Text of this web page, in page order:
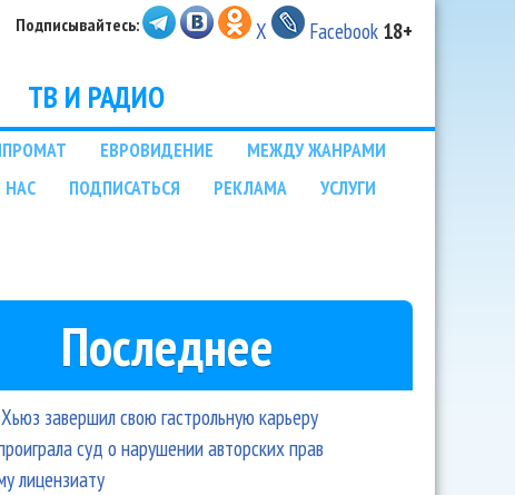
Подписывайтесь: X Facebook 18+
ТВ И РАДИО
ЕВРОВИДЕНИЕ
МЕЖДУ ЖАНРАМИ
НАС ПОДПИСАТЬСЯ РЕКЛАМА
УСЛУГИ
Последнее
завершил свою гастрольную карьеру
суд о нарушении авторских прав
лицензиату